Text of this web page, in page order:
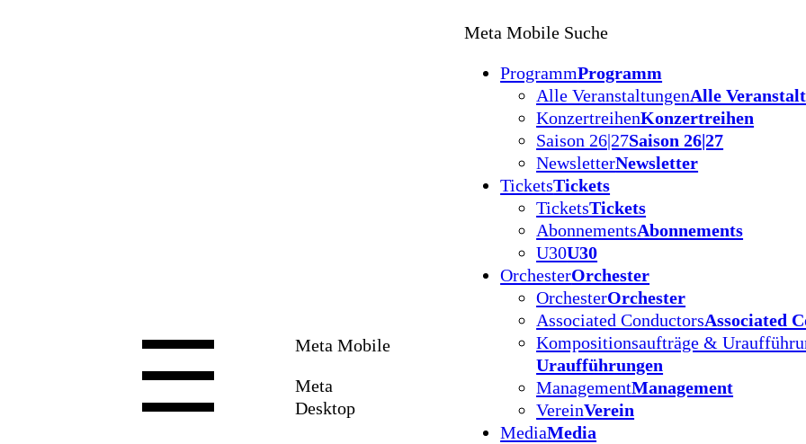
Meta Mobile
Meta
Desktop
Meta Mobile Suche
ProgrammProgramm
Alle VeranstaltungenAlle
KonzertreihenKonzertreihen
Saison 26|27Saison 26|27
NewsletterNewsletter
TicketsTickets
TicketsTickets
AbonnementsAbonnements
U30U30
OrchesterOrchester
OrchesterOrchester
Associated ConductorsAssociated
Kompositionsaufträge &
Uraufführungen
ManagementManagement
VereinVerein
MediaMedia